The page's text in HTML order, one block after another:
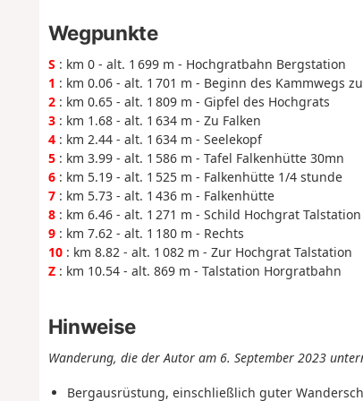
Wegpunkte
S : km 0 - alt. 1 699 m - Hochgratbahn Bergstation
1 : km 0.06 - alt. 1 701 m - Beginn des Kammwegs
2: km 0.65 - alt. 1 809 m - Gipfel des Hochgrats
3: km 1.68 - alt. 1 634 m - Zu Falken
4: km 2.44 - alt. 1 634 m - Seelekopf
5: km 3.99 - alt. 1 586 m - Tafel Falkenhütte 30mn
6: km 5.19 - alt. 1 525 m - Falkenhütte 1/4 stunde
7: km 5.73 - alt. 1 436 m - Falkenhütte
8: km 6.46 - alt. 1 271 m - Schild Hochgrat Talstation
9: km 7.62 - alt. 1 180 m - Rechts
10: km 8.82 - alt. 1 082 m - Zur Hochgrat Talstation
Z: km 10.54 - alt. 869 m - Talstation Horgratbahn
Hinweise
Wanderung, die der Autor am 6. September 2023
Bergausrüstung, einschließlich guter